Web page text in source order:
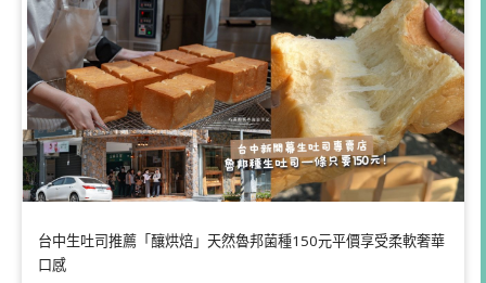
台中生吐司推薦「釀烘焙」天然魯邦菌種150元平價享受柔軟奢華
口感